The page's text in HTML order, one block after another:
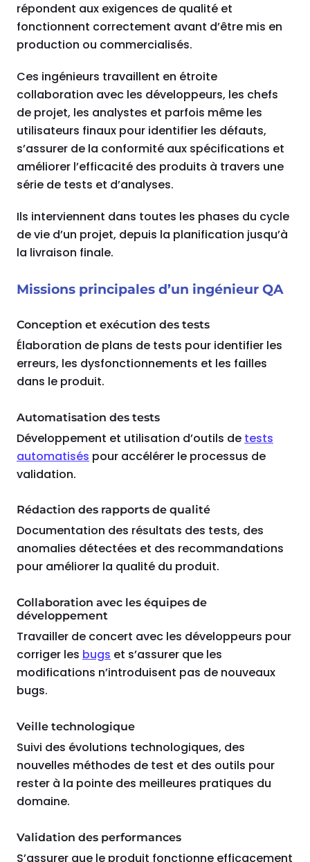
répondent aux exigences de qualité et
fonctionnent correctement avant d’être mis en
production ou commercialisés.
Ces ingénieurs travaillent en étroite
collaboration avec les développeurs, les chefs
de projet, les analystes et parfois même les
utilisateurs finaux pour identifier les défauts,
s’assurer de la conformité aux spécifications et
améliorer l’efficacité des produits à travers une
série de tests et d’analyses.
Ils interviennent dans toutes les phases du cycle
de vie d’un projet, depuis la planification jusqu’à
la livraison finale.
Missions principales d’un ingénieur QA
Conception et exécution des tests
Élaboration de plans de tests pour identifier les
erreurs, les dysfonctionnements et les failles
dans le produit.
Automatisation des tests
Développement et utilisation d’outils de tests
automatisés pour accélérer le processus de
validation.
Rédaction des rapports de qualité
Documentation des résultats des tests, des
anomalies détectées et des recommandations
pour améliorer la qualité du produit.
Collaboration avec les équipes de
développement
Travailler de concert avec les développeurs pour
corriger les bugs et s’assurer que les
modifications n’introduisent pas de nouveaux
bugs.
Veille technologique
Suivi des évolutions technologiques, des
nouvelles méthodes de test et des outils pour
rester à la pointe des meilleures pratiques du
domaine.
Validation des performances
S’assurer que le produit fonctionne efficacement